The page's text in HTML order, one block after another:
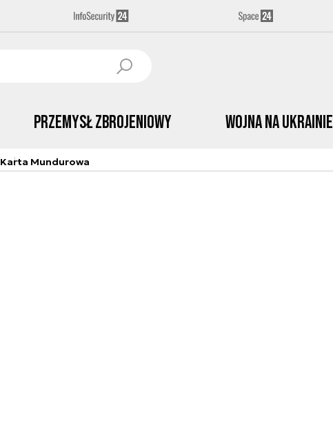
Przemysł Zbrojeniowy Wojna na Ukrainie
Karta Mundurowa